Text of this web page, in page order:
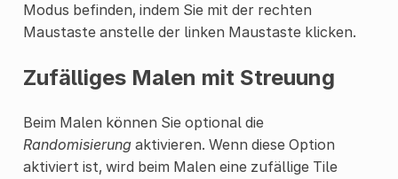
Modus befinden, indem Sie mit der rechten
Maustaste anstelle der linken Maustaste klicken.
Zufälliges Malen mit Streuung
Beim Malen können Sie optional die
Randomisierungaktivieren. Wenn diese Option
aktiviert ist, wird beim Malen eine zufällige Tile